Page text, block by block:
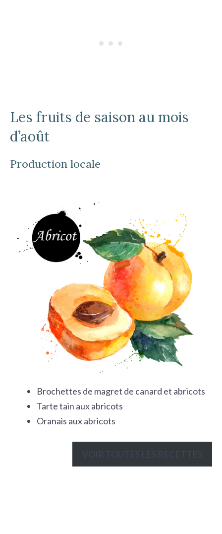
Les fruits de saison au mois
d’août
Production locale
Brochettes de magret de canard et abricots
Tarte tain aux abricots
Oranais aux abricots
VOIR TOUTES LES RECETTES